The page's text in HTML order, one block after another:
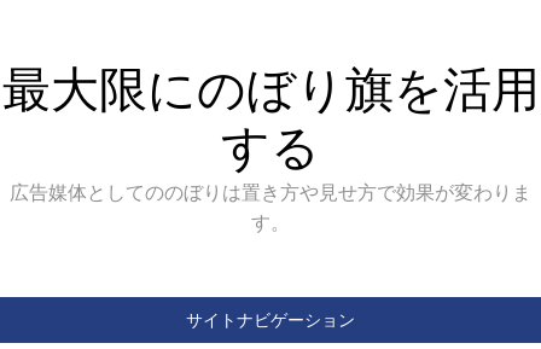
最大限にのぼり旗を活用
する
広告媒体としてののぼりは置き方や見せ方で効果が変わりま
す。
サイトナビゲーション